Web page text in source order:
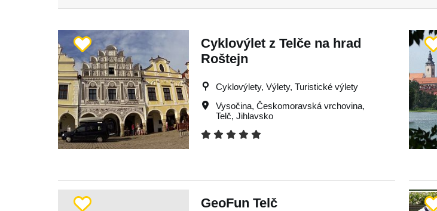
Cyklovýlet z Telče na hrad
Roštejn
Cyklovýlety, Výlety, Turistické výlety
Vysočina,Českomoravská vrchovina,
Telč,Jihlavsko
GeoFun Telč